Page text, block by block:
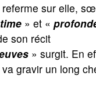
sur elle,
» et «
son récit
» surgit. En
gravir un long